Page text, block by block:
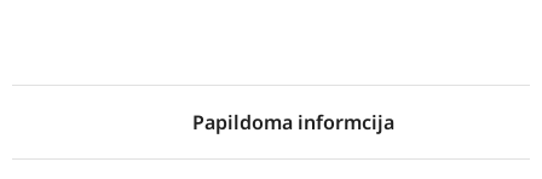
Papildoma informcija